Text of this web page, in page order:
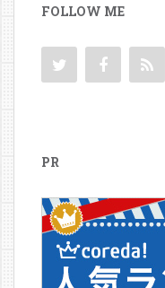
FOLLOW ME
PR